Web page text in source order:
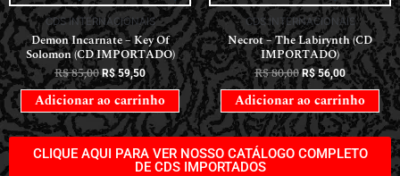
CDS INTERNACIONAIS
Demon Incarnate – Key Of
Solomon (CD IMPORTADO)
R$85,00 R$59,50
Adicionar ao carrinho
CDS INTERNACIONAIS
Necrot – The Labirynth (CD
IMPORTADO)
R$80,00 R$56,00
Adicionar ao carrinho
CLIQUE AQUI PARA VER NOSSO CATÁLOGO COMPLETO
DE CDS IMPORTADOS